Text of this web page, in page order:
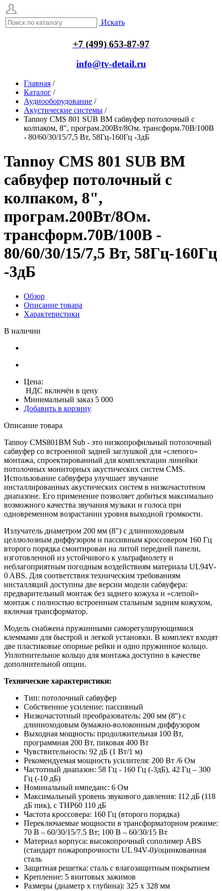
Искать
+7 (499) 653-87-97
info@tv-detail.ru
Главная /
Каталог /
Аудиооборудование /
Акустические системы /
Tannoy CMS 801 SUB BM сабвуфер потолочный с
колпаком, 8", програм.200Вт/8Ом. трансформ.70В/100В
- 80/60/30/15/7,5 Вт, 58Гц-160Гц -3дБ
Tannoy CMS 801 SUB BM
сабвуфер потолочный с
колпаком, 8",
програм.200Вт/8Ом.
трансформ.70В/100В -
80/60/30/15/7,5 Вт, 58Гц-160Гц
-3дБ
Обзор
Описание товара
Характеристики
В наличии
Цена:
НДС включён в цену
Минимальный заказ 5 000
Добавить в корзину
Описание товара
Tannoy CMS801BM Sub - это низкопрофильный потолочный
сабвуфер со встроенной задней заглушкой для «слепого»
монтажа, спроектированный для комплектации линейки
потолочных мониторных акустических систем CMS.
Использование сабвуфера улучшает звучание
инсталлированных акустических систем в низкочастотном
диапазоне. Его применение позволяет добиться максимально
возможного качества звучания музыки и голоса при
одновременном возрастании уровня выходной громкости.
Излучатель диаметром 200 мм (8") с длинноходовым
целлюлозным диффузором и пассивным кроссовером 160 Гц
второго порядка смонтирован на литой передней панели,
изготовленной из устойчивого к ультрафиолету и
неблагоприятным погодным воздействиям материала UL94V-
0 ABS. Для соответствия техническим требованиям
инсталляций доступны две версии модели сабвуфера:
предварительный монтаж без заднего кожуха и «слепой»
монтаж с полностью встроенным стальным задним кожухом,
включая трансформатор.
Модель снабжена пружинными саморегулирующимися
клеммами для быстрой и легкой установки. В комплект входят
две пластиковые опорные рейки и одно пружинное кольцо.
Уплотнительное кольцо для монтажа доступно в качестве
дополнительной опции.
Технические характеристики:
Тип: потолочный сабвуфер
Собственное усиление: пассивный
Низкочастотный преобразователь: 200 мм (8'') с
длинноходовым бумажно-волоконным диффузором
Выходная мощность: продолжительная 100 Вт,
программная 200 Вт, пиковая 400 Вт
Чувствительность: 92 дБ (1 Вт/1 м)
Рекомендуемая мощность усилителя: 200 Вт /6 Ом
Частотный диапазон: 58 Гц - 160 Гц (-3дБ), 42 Гц – 300
Гц (-10 дБ)
Номинальный импеданс: 6 Ом
Максимальный уровень звукового давления: 112 дБ (118
дБ пик), с THP60 110 дБ
Частота кроссовера: 160 Гц (второго порядка)
Переключаемые мощности в трансформаторном режиме:
70 В – 60/30/15/7.5 Вт; 100 В – 60/30/15 Вт
Материал корпуса: высокопрочный сополимер ABS
(стандарт пожаропрочности UL 94V-0)/оцинкованная
сталь
Защитная решетка: сталь с влагозащитным покрытием
Крепление: 5 винтовых зажимов
Размеры (диаметр х глубина): 325 x 328 мм